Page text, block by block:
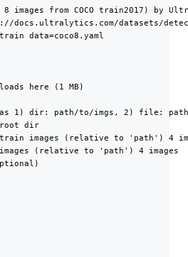
images from COCO train2017) by
docs.ultralytics.com/datasets/
data=coco8.yaml
here (1 MB)
1) dir: path/to/imgs, 2) file:
root dir
images (relative to 'path') 4
(relative to 'path') 4 images